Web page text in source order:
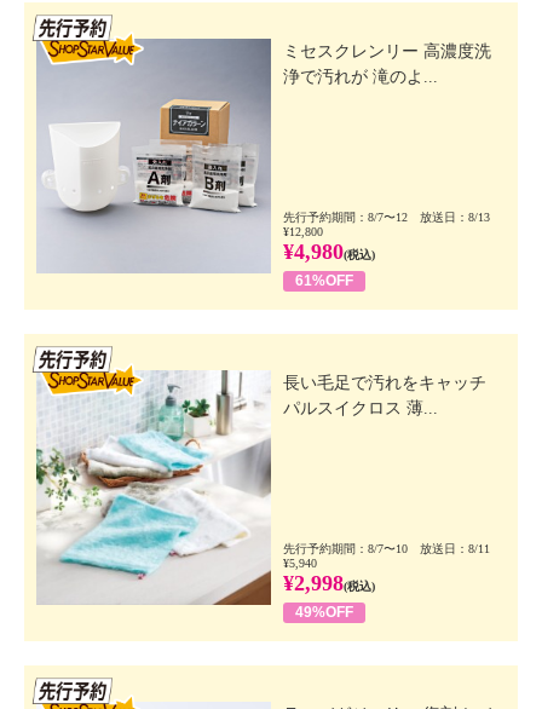
ミセスクレンリー 高濃度洗
浄で汚れが 滝のよ...
先行予約期間：8/7〜12 放送日：8/13
¥12,800
¥4,980(税込)
61%OFF
長い毛足で汚れをキャッチ
パルスイクロス 薄...
先行予約期間：8/7〜10 放送日：8/11
¥5,940
¥2,998(税込)
49%OFF